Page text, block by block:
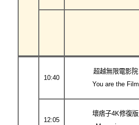
10:40
超越無限電影院
You are the Film
12:05
壞痞子4K修復版